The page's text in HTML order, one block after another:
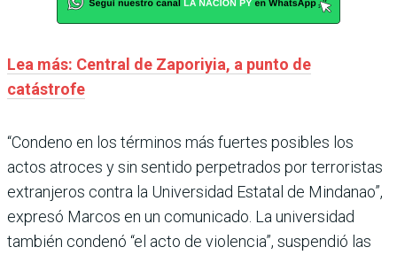
Lea más: Central de Zaporiyia, a punto de
catástrofe
“Condeno en los términos más fuertes posibles los
actos atroces y sin sentido perpetrados por terroristas
extranjeros contra la Universidad Estatal de Mindanao”,
expresó Marcos en un comunicado. La universidad
también condenó “el acto de violencia”, suspendió las